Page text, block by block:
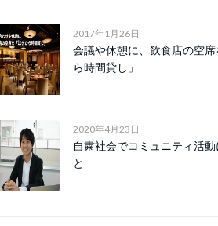
2017年1月26日
会議や休憩に、飲食店の空
ら時間貸し」
2020年4月23日
自粛社会でコミュニティ活動
と